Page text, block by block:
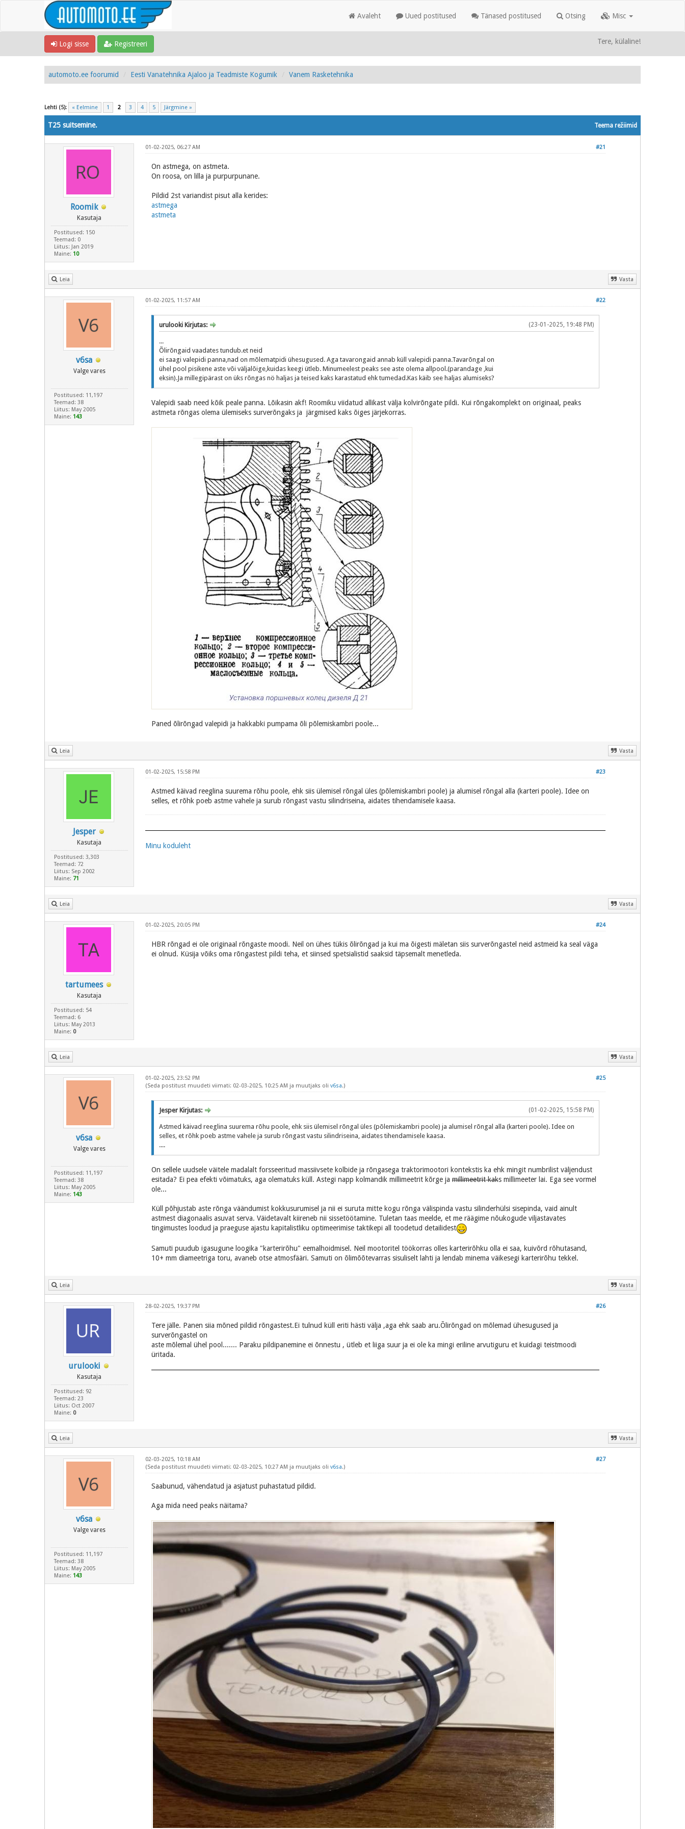
Avaleht Uued postitused Tänased postitused Otsing Misc
Logi sisse Registreeri Tere, külaline!
automoto.ee foorumid Eesti Vanatehnika Ajaloo ja Teadmiste Kogumik Vanem Rasketehnika
Lehti (5): « Eelmine 1 2 3 4 5 Järgmine »
Teema režiimid
T25 suitsemine.
Roomik
Kasutaja
Postitused: 150
Teemad: 0
Liitus: Jan 2019
Maine: 10
#21
01-02-2025, 06:27 AM
On astmega, on astmeta.
On roosa, on lilla ja purpurpunane.
Pildid 2st variandist pisut alla kerides:
astmega
astmeta
Leia Vasta
v6sa
Valge vares
Postitused: 11,197
Teemad: 38
Liitus: May 2005
Maine: 143
#22
01-02-2025, 11:57 AM
(23-01-2025, 19:48 PM)
urulooki Kirjutas:
...
Õlirõngaid vaadates tundub.et neid
ei saagi valepidi panna,nad on mõlematpidi ühesugused. Aga tavarongaid annab küll valepidi panna.Tavarõngal on
ühel pool pisikene aste või väljalõige,kuidas keegi ütleb. Minumeelest peaks see aste olema allpool.(parandage ,kui
eksin).Ja millegipärast on üks rõngas nö haljas ja teised kaks karastatud ehk tumedad.Kas käib see haljas alumiseks?
Valepidi saab need kõik peale panna. Lõikasin akf! Roomiku viidatud allikast välja kolvirõngate pildi. Kui rõngakomplekt on originaal, peaks
astmeta rõngas olema ülemiseks surverõngaks ja järgmised kaks õiges järjekorras.
Paned õlirõngad valepidi ja hakkabki pumpama õli põlemiskambri poole...
Leia Vasta
Jesper
Kasutaja
Postitused: 3,303
Teemad: 72
Liitus: Sep 2002
Maine: 71
#23
01-02-2025, 15:58 PM
Astmed käivad reeglina suurema rõhu poole, ehk siis ülemisel rõngal üles (põlemiskambri poole) ja alumisel rõngal alla (karteri poole). Idee on
selles, et rõhk poeb astme vahele ja surub rõngast vastu silindriseina, aidates tihendamisele kaasa.
Minu koduleht
Leia Vasta
tartumees
Kasutaja
Postitused: 54
Teemad: 6
Liitus: May 2013
Maine: 0
#24
01-02-2025, 20:05 PM
HBR rõngad ei ole originaal rõngaste moodi. Neil on ühes tükis õlirõngad ja kui ma õigesti mäletan siis surverõngastel neid astmeid ka seal väga
ei olnud. Küsija võiks oma rõngastest pildi teha, et siinsed spetsialistid saaksid täpsemalt menetleda.
Leia Vasta
v6sa
Valge vares
Postitused: 11,197
Teemad: 38
Liitus: May 2005
Maine: 143
#25
01-02-2025, 23:52 PM
(Seda postitust muudeti viimati: 02-03-2025, 10:25 AM ja muutjaks oli v6sa.)
(01-02-2025, 15:58 PM)
Jesper Kirjutas:
Astmed käivad reeglina suurema rõhu poole, ehk siis ülemisel rõngal üles (põlemiskambri poole) ja alumisel rõngal alla (karteri poole). Idee on
selles, et rõhk poeb astme vahele ja surub rõngast vastu silindriseina, aidates tihendamisele kaasa.
....
On sellele uudsele väitele madalalt forsseeritud massiivsete kolbide ja rõngasega traktorimootori kontekstis ka ehk mingit numbrilist väljendust
esitada? Ei pea efekti võimatuks, aga olematuks küll. Astegi napp kolmandik millimeetrit kõrge jamillimeetrit kaks millimeeter lai. Ega see vormel
ole...
Küll põhjustab aste rõnga väändumist kokkusurumisel ja nii ei suruta mitte kogu rõnga välispinda vastu silinderhülsi sisepinda, vaid ainult
astmest diagonaalis asuvat serva. Väidetavalt kiireneb nii sissetöötamine. Tuletan taas meelde, et me räägime nõukogude viljastavates
tingimustes loodud ja praeguse ajastu kapitalistliku optimeerimise taktikepi all toodetud detailidest
Samuti puudub igasugune loogika "karterirõhu" eemalhoidmisel. Neil mootoritel töökorras olles karterirõhku olla ei saa, kuivõrd rõhutasand,
10+ mm diameetriga toru, avaneb otse atmosfääri. Samuti on õlimõõtevarras sisuliselt lahti ja lendab minema väikesegi karterirõhu tekkel.
Leia Vasta
urulooki
Kasutaja
Postitused: 92
Teemad: 23
Liitus: Oct 2007
Maine: 0
#26
28-02-2025, 19:37 PM
Tere jälle. Panen siia mõned pildid rõngastest.Ei tulnud küll eriti hästi välja ,aga ehk saab aru.Õlirõngad on mõlemad ühesugused ja
surverõngastel on
aste mõlemal ühel pool....... Paraku pildipanemine ei õnnestu , ütleb et liiga suur ja ei ole ka mingi eriline arvutiguru et kuidagi teistmoodi
üritada.
Leia Vasta
v6sa
Valge vares
Postitused: 11,197
Teemad: 38
Liitus: May 2005
Maine: 143
#27
02-03-2025, 10:18 AM
(Seda postitust muudeti viimati: 02-03-2025, 10:27 AM ja muutjaks oli v6sa.)
Saabunud, vähendatud ja asjatust puhastatud pildid.
Aga mida need peaks näitama?